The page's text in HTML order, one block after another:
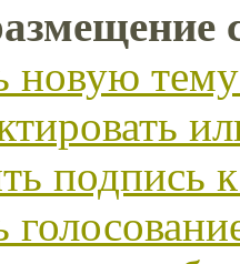
новую
подпись